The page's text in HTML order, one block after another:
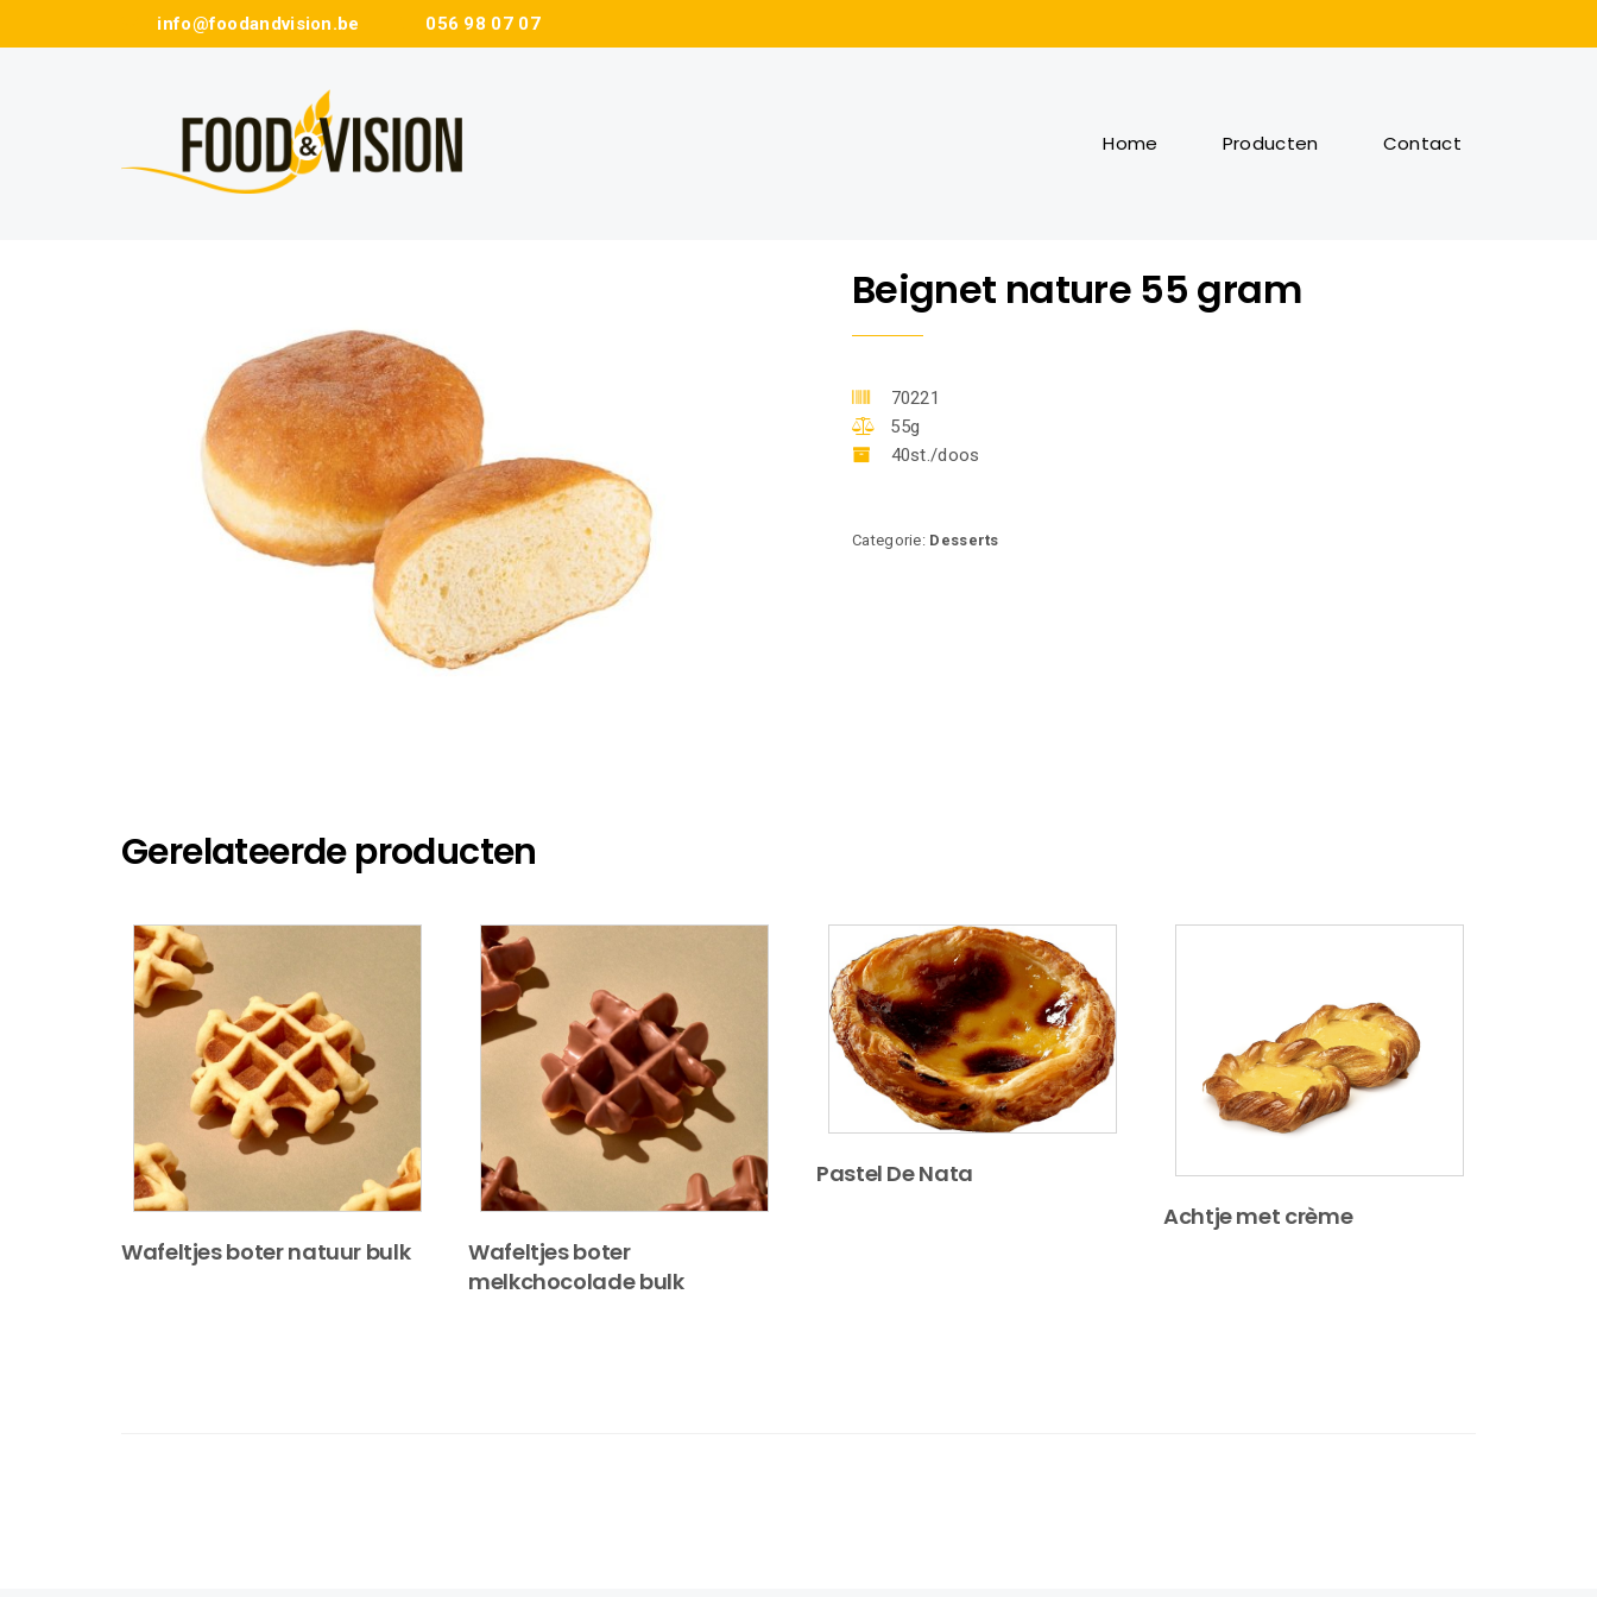
info@foodandvision.be 056 98 07 07
Home Producten Contact
Beignet nature 55 gram
70221
55g
40st./doos
Categorie: Desserts
Gerelateerde producten
Wafeltjes boter natuur bulk
Wafeltjes boter
melkchocolade bulk
Pastel De Nata
Achtje met crème